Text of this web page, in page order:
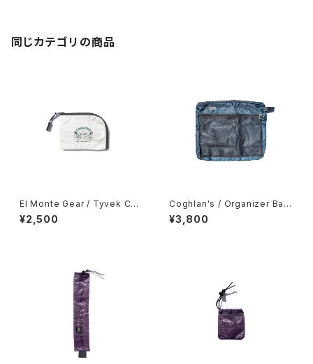
同じカテゴリの商品
El Monte Gear / Tyvek Coi
n Case
¥2,500
Coghlan's / Organizer Bag
s -Large-
¥3,800